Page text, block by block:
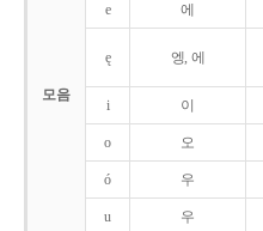
모음
e 에
ę 엥, 에
i 이
o 오
ó 우
u 우